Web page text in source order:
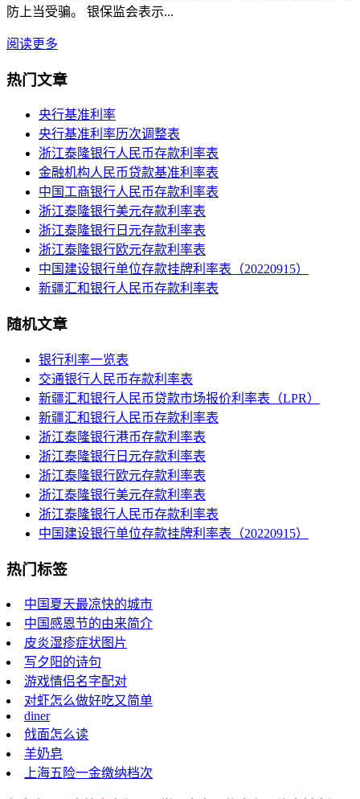
防上当受骗。 银保监会表示...
阅读更多
热门文章
央行基准利率
央行基准利率历次调整表
浙江泰隆银行人民币存款利率表
金融机构人民币贷款基准利率表
中国工商银行人民币存款利率表
浙江泰隆银行美元存款利率表
浙江泰隆银行日元存款利率表
浙江泰隆银行欧元存款利率表
中国建设银行单位存款挂牌利率表（20220915）
新疆汇和银行人民币存款利率表
随机文章
银行利率一览表
交通银行人民币存款利率表
新疆汇和银行人民币贷款市场报价利率表（LPR）
新疆汇和银行人民币存款利率表
浙江泰隆银行港币存款利率表
浙江泰隆银行日元存款利率表
浙江泰隆银行欧元存款利率表
浙江泰隆银行美元存款利率表
浙江泰隆银行人民币存款利率表
中国建设银行单位存款挂牌利率表（20220915）
热门标签
中国夏天最凉快的城市
中国感恩节的由来简介
皮炎湿疹症状图片
写夕阳的诗句
游戏情侣名字配对
对虾怎么做好吃又简单
diner
戗面怎么读
羊奶皂
上海五险一金缴纳档次